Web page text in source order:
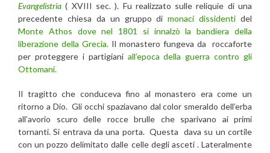
Evangelistria ( XVIII sec. ). Fu realizzato sulle reliquie di una
precedente chiesa da un gruppo dimonaci dissidenti del
Monte Athos dove nel 1801 si innalzò la bandiera della
liberazione della Grecia. Il monastero fungeva da roccaforte
per proteggere i partigiani all’epoca della guerra contro gli
Ottomani.
Il tragitto che conduceva fino al monastero era come un
ritorno a Dio. Gli occhi spaziavano dal color smeraldo dell’erba
all’avorio scuro delle rocce brulle che sparivano ai primi
tornanti. Si entrava da una porta. Questa dava su un cortile
con un pozzo delimitato dalle celle degli asceti . Lateralmente